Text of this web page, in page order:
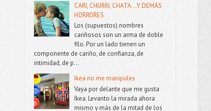
CARI, CHURRI, CHATA...Y DEMÁS
HORRORES
Los (supuestos) nombres
cariñosos son un arma de doble
filo. Por un lado tienen un
componente de cariño, de confianza, de
intimidad, de p...
Ikea no me manipules
Vaya por delante que me gusta
Ikea. Levanto la mirada ahora
mismo y más de la mitad de los